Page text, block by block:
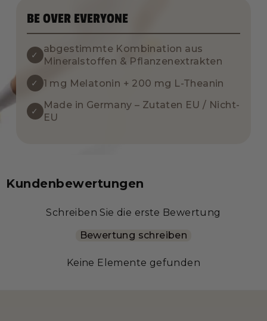
BE OVER EVERYONE
✓
abgestimmte Kombination aus
Mineralstoffen & Pflanzenextrakten
✓ 1 mg Melatonin + 200 mg L-Theanin
✓
Made in Germany – Zutaten EU / Nicht-
EU
Kundenbewertungen
Schreiben Sie die erste Bewertung
Bewertung schreiben
Keine Elemente gefunden